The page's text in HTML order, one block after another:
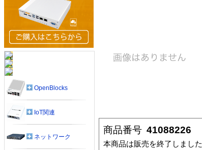
商品番号 41088226
本商品は販売を終了しました
OpenBlocks
IoT関連
ネットワーク